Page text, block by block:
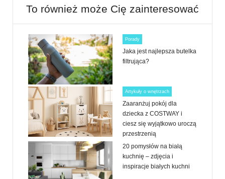
To również może Cię zainteresować
Porady
Jaka jest najlepsza butelka
filtrująca?
Artykuły o wnętrzach
Zaaranżuj pokój dla
dziecka z COSTWAY i
ciesz się wyjątkowo uroczą
przestrzenią
20 pomysłów na białą
kuchnię – zdjęcia i
inspiracje białych kuchni